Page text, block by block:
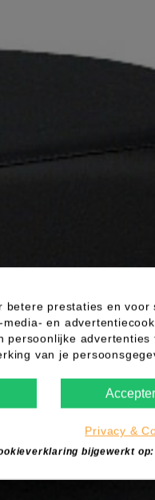
betere prestaties en voor
en
persoonlijke advertenties
van je
Privacy &
bijgewerkt op: